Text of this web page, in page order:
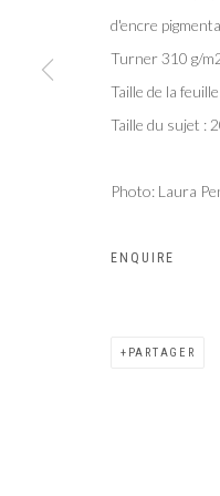
d'encre
Turner 310 g/
Taille de la
Taille du sujet :
Photo: Laura
ENQUIRE
PARTAGER